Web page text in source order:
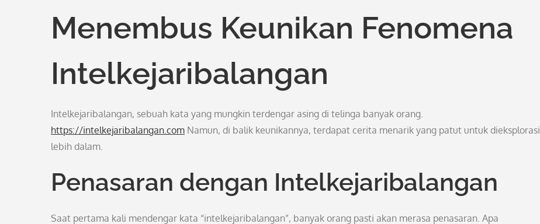
Menembus Keunikan Fenomena
Intelkejaribalangan
Intelkejaribalangan, sebuah kata yang mungkin terdengar asing di telinga banyak orang.
https://intelkejaribalangan.com Namun, di balik keunikannya, terdapat cerita menarik yang patut untuk dieksplorasi
lebih dalam.
Penasaran dengan Intelkejaribalangan
Saat pertama kali mendengar kata “intelkejaribalangan”, banyak orang pasti akan merasa penasaran. Apa